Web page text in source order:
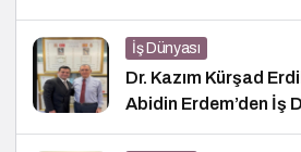
İş Dünyası
Dr. Kazım Kürşad
Abidin Erdem’den İş